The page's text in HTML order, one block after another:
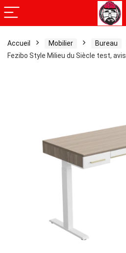
Accueil Mobilier Bureau
Fezibo Style Milieu du Siècle test, avis